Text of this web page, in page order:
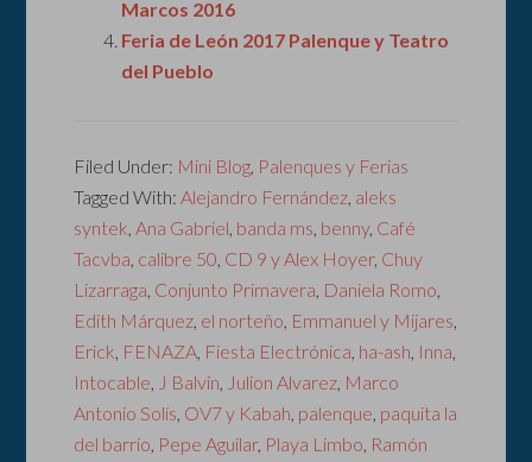
Marcos 2016
Feria de León 2017 Palenque y Teatro
del Pueblo
Filed Under: Mini Blog, Palenques y Ferias
Tagged With:Alejandro Fernández, aleks
syntek,Ana Gabriel, banda ms, benny, Café
Tacvba, calibre 50, CD 9 y Alex Hoyer, Chuy
Lizarraga, Conjunto Primavera, Daniela Romo,
Edith Márquez, el norteño, Emmanuel y Mijares,
Erick, FENAZA, Fiesta Electrónica, ha-ash, Inna,
Intocable, J Balvin, Julion Alvarez, Marco
Antonio Solís, OV7 y Kabah, palenque, paquita la
del barrio, Pepe Aguilar, Playa Limbo, Ramón